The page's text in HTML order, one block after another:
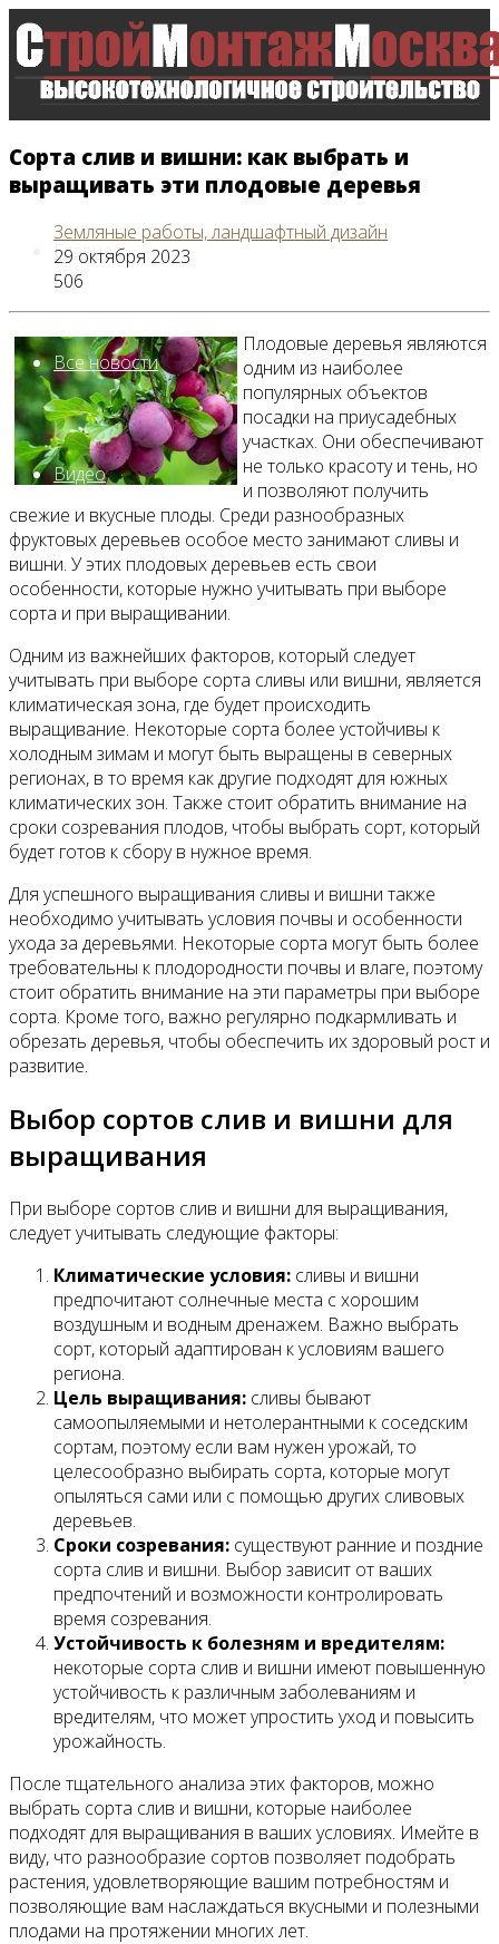
Главная
Все новости
Видео
Сорта слив и вишни: как выбрать и
выращивать эти плодовые деревья
Земляные работы, ландшафтный дизайн
29 октября 2023
506
Плодовые деревья являются
одним из наиболее
популярных объектов
посадки на приусадебных
участках. Они обеспечивают
не только красоту и тень, но
и позволяют получить
свежие и вкусные плоды. Среди разнообразных
фруктовых деревьев особое место занимают сливы и
вишни. У этих плодовых деревьев есть свои
особенности, которые нужно учитывать при выборе
сорта и при выращивании.
Одним из важнейших факторов, который следует
учитывать при выборе сорта сливы или вишни, является
климатическая зона, где будет происходить
выращивание. Некоторые сорта более устойчивы к
холодным зимам и могут быть выращены в северных
регионах, в то время как другие подходят для южных
климатических зон. Также стоит обратить внимание на
сроки созревания плодов, чтобы выбрать сорт, который
будет готов к сбору в нужное время.
Для успешного выращивания сливы и вишни также
необходимо учитывать условия почвы и особенности
ухода за деревьями. Некоторые сорта могут быть более
требовательны к плодородности почвы и влаге, поэтому
стоит обратить внимание на эти параметры при выборе
сорта. Кроме того, важно регулярно подкармливать и
обрезать деревья, чтобы обеспечить их здоровый рост и
развитие.
Выбор сортов слив и вишни для
выращивания
При выборе сортов слив и вишни для выращивания,
следует учитывать следующие факторы:
Климатические условия: сливы и вишни
предпочитают солнечные места с хорошим
воздушным и водным дренажем. Важно выбрать
сорт, который адаптирован к условиям вашего
региона.
Цель выращивания: сливы бывают
самоопыляемыми и нетолерантными к соседским
сортам, поэтому если вам нужен урожай, то
целесообразно выбирать сорта, которые могут
опыляться сами или с помощью других сливовых
деревьев.
Сроки созревания: существуют ранние и поздние
сорта слив и вишни. Выбор зависит от ваших
предпочтений и возможности контролировать
время созревания.
Устойчивость к болезням и вредителям:
некоторые сорта слив и вишни имеют повышенную
устойчивость к различным заболеваниям и
вредителям, что может упростить уход и повысить
урожайность.
После тщательного анализа этих факторов, можно
выбрать сорта слив и вишни, которые наиболее
подходят для выращивания в ваших условиях. Имейте в
виду, что разнообразие сортов позволяет подобрать
растения, удовлетворяющие вашим потребностям и
позволяющие вам наслаждаться вкусными и полезными
плодами на протяжении многих лет.